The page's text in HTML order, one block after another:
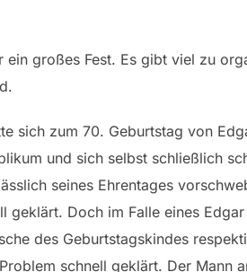
großes Fest. Es gibt viel zu
sich zum 70. Geburtstag von
und sich selbst schließlich
seines Ehrentages
geklärt. Doch im Falle eines
des Geburtstagskindes
schnell geklärt. Der Mann